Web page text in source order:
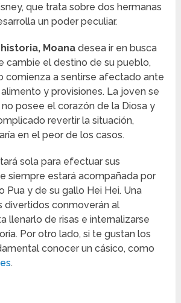
que trata sobre dos hermanas
un poder peculiar.
Moana desea ir en busca
cambie el destino de su pueblo,
comienza a sentirse afectado ante
y provisiones. La joven se
posee el corazón de la Diosa y
revertir la situación,
en el peor de los casos.
sola para efectuar sus
siempre estará acompañada por
Pua y de su gallo Hei Hei. Una
divertidos conmoverán al
llenarlo de risas e internalizarse
Por otro lado, si te gustan los
conocer un cásico, como
.